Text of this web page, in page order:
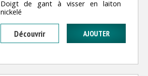
Doigt de gant à visser en laiton
nickelé
Découvrir